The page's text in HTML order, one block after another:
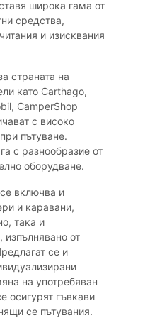
широка гама от
средства,
и изисквания
страната на
като Carthago,
CamperShop
с високо
пътуване.
с разнообразие от
оборудване.
включва и
и каравани,
така и
от
се и
на употребяван
осигурят гъвкави
се пътувания.